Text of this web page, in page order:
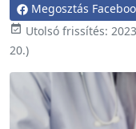
Megosztás
 Utolsó frissítés:
20.)